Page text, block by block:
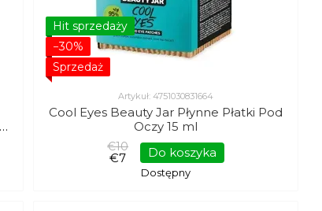
Hit sprzedaży
−30%
Sprzedaż
Artykuł: 4751030831664
Cool Eyes Beauty Jar Płynne Płatki Pod
Oczy 15 ml
€10
€7 Do koszyka
Dostępny